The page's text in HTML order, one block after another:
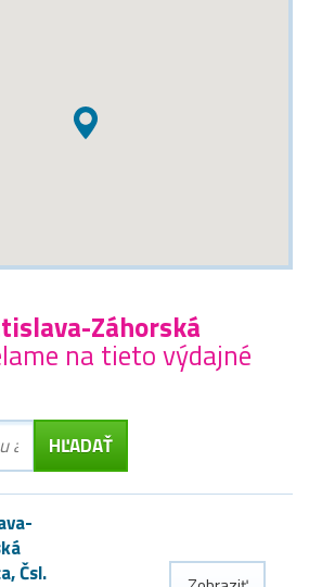
Záhorská
na tieto výdajné
Čsl.